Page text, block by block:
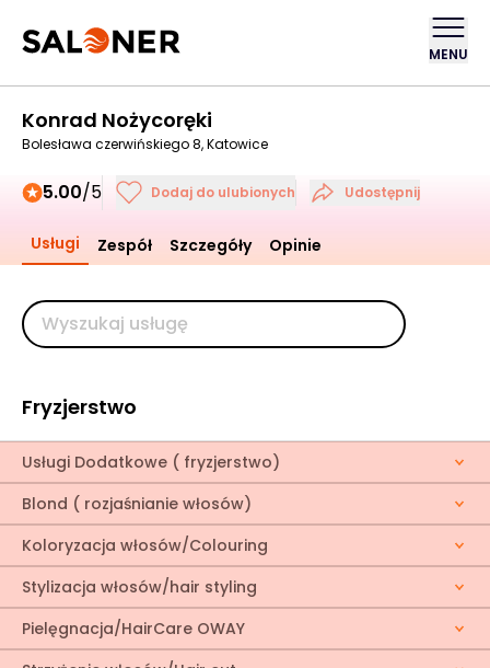
MENU
Konrad Nożycoręki
Bolesława czerwińskiego 8, Katowice
5.00/5 Dodaj do ulubionych Udostępnij
Usługi Zespół Szczegóły Opinie
Fryzjerstwo
Usługi Dodatkowe ( fryzjerstwo)
Blond ( rozjaśnianie włosów)
Koloryzacja włosów/Colouring
Stylizacja włosów/hair styling
Pielęgnacja/HairCare OWAY